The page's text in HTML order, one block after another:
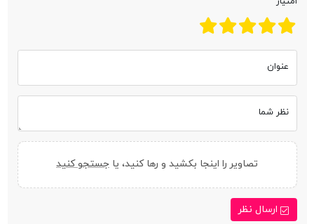
عنوان
نظر شما
تصاویر را اینجا بکشید و رها کنید، یا جستجو کنید
ارسال نظر